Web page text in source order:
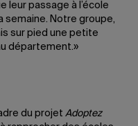
leur passage à l’école
semaine. Notre groupe,
sur pied une petite
département.»
du projet Adoptez